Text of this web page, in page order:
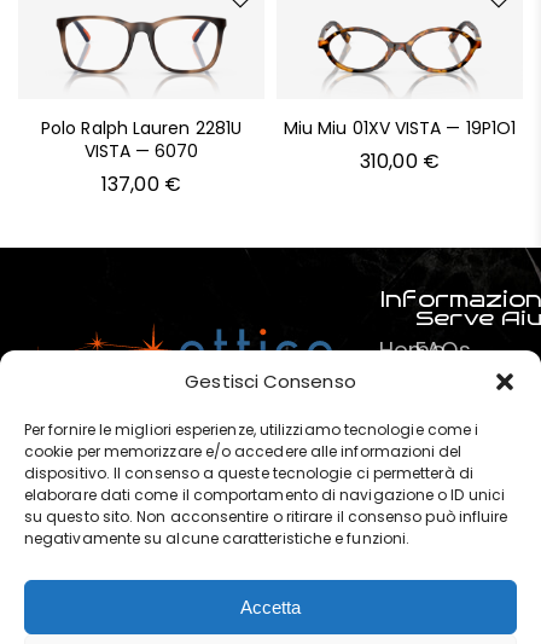
Gestisci Consenso
Per fornire le migliori esperienze, utilizziamo tecnologie come i
cookie per memorizzare e/o accedere alle informazioni del
dispositivo. Il consenso a queste tecnologie ci permetterà di
elaborare dati come il comportamento di navigazione o ID unici
su questo sito. Non acconsentire o ritirare il consenso può influire
negativamente su alcune caratteristiche e funzioni.
Accetta
Polo Ralph Lauren 2281U
VISTA — 6070
137,00 €
Miu Miu 01XV VISTA — 19P1O1
310,00 €
Home
Chi
siamo
?
Contatti
Serve
FAQs
Pagamenti
Termini e
Privacy &